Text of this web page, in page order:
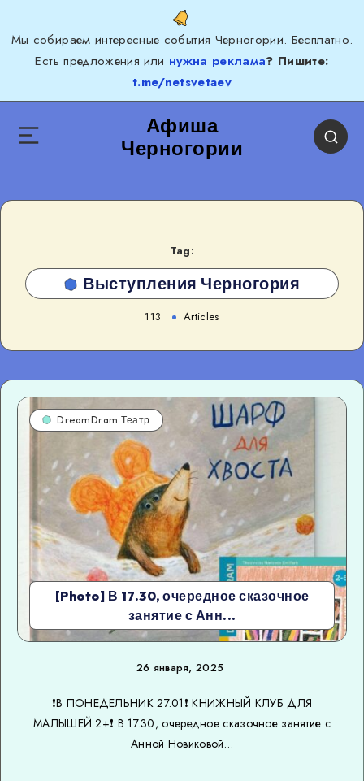
Мы собираем интересные события Черногории. Бесплатно.
Есть предложения или нужна реклама? Пишите:
t.me/netsvetaev
Афиша
Черногории
Tag:
Выступления Черногория
113 Articles
[Photo] В 17.30, очередное сказочное
занятие с Анн...
DreamDram Театр
26 января, 2025
❗️В ПОНЕДЕЛЬНИК 27.01❗️ КНИЖНЫЙ КЛУБ ДЛЯ
МАЛЫШЕЙ 2+❗️ В 17.30, очередное сказочное занятие с
Анной Новиковой…